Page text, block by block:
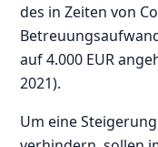
des in Zeiten von
auf 4.000 EUR
2021).
Um eine